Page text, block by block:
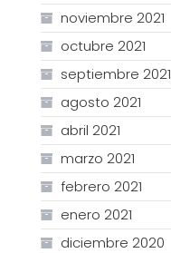
noviembre 2021
octubre 2021
septiembre 2021
agosto 2021
abril 2021
marzo 2021
febrero 2021
enero 2021
diciembre 2020